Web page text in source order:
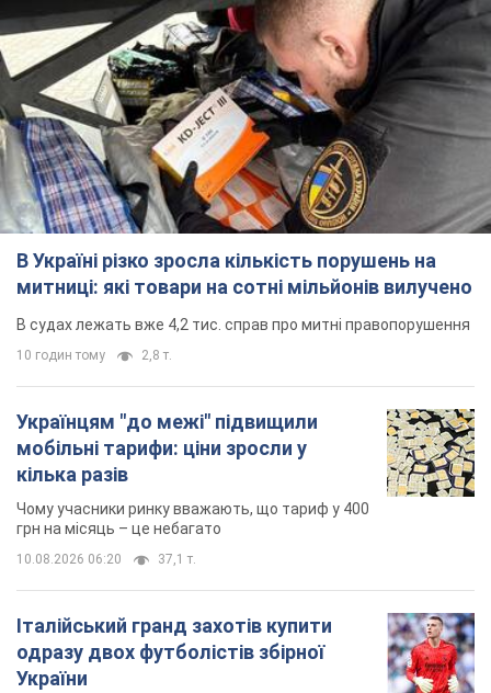
В Україні різко зросла кількість порушень на
митниці: які товари на сотні мільйонів вилучено
В судах лежать вже 4,2 тис. справ про митні правопорушення
10 годин тому 2,8 т.
Українцям "до межі" підвищили
мобільні тарифи: ціни зросли у
кілька разів
Чому учасники ринку вважають, що тариф у 400
грн на місяць – це небагато
10.08.2026 06:20 37,1 т.
Італійський гранд захотів купити
одразу двох футболістів збірної
України